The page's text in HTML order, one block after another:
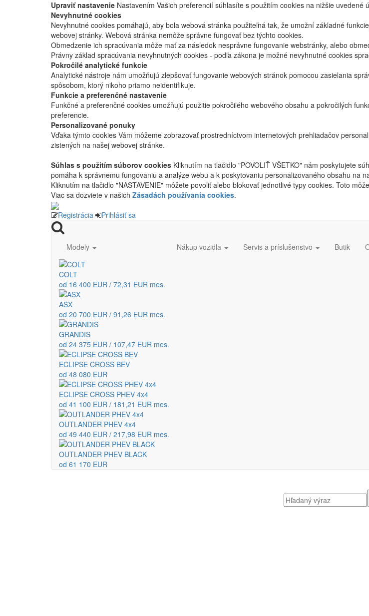
Upraviť nastavenie Nastavením Vašich preferencií súhlasíte s použitím cookies na nižšie uvedené
Nevyhnutné cookies
Nevyhnutné cookies pomáhajú, aby bola webová stránka použiteľná tak, že umožní základné
webovej stránky. Webová stránka nemôže správne fungovať bez týchto cookies.
Obmedzenie ich spracúvania môže mať za následok nesprávne fungovanie webstránky, alebo
Právny základ spracúvania nevyhnutných cookies - podľa zákona je možné nevyhnutné cookies
Pokročilé analytické funkcie
Analytické nástroje nám umožňujú zlepšovať fungovanie webových stránok pomocou zasielania
spôsobom, ktorý nikoho priamo neidentifikuje.
Funkcie a preferenčné nastavenie
Funkčné a preferenčné cookies umožňujú použitie pokročilého webového obsahu a pokročilých
preferencie.
Personalizované ponuky
Vďaka týmto cookies Vám môžeme zobrazovať prostredníctvom internetových prehliadačov
zistených na našej webovej stránke.
Súhlas s použitím súborov cookies Kliknutím na tlačidlo "POVOLIŤ VŠETKO" nám poskytujete
pomáha k správnemu fungovaniu a analýze webu a k poskytovaniu personalizovaného obsahu na
Kliknutím na tlačidlo "NASTAVENIE" môžete povoliť alebo blokovať jednotlivé typy cookies. Toto
Viac sa dozviete v našich Zásadách používania cookies.
Registrácia Prihlásiť sa
Modely
COLT
od 16 400 EUR / 72,31 EUR mes.
ASX
od 20 700 EUR / 91,26 EUR mes.
GRANDIS
od 24 375 EUR / 107,47 EUR mes.
ECLIPSE CROSS BEV
od 48 080 EUR
ECLIPSE CROSS PHEV 4x4
od 41 100 EUR / 181,21 EUR mes.
OUTLANDER PHEV 4x4
od 49 440 EUR / 217,98 EUR mes.
OUTLANDER PHEV BLACK
od 61 170 EUR
Nákup vozidla Servis a príslušenstvo Butik